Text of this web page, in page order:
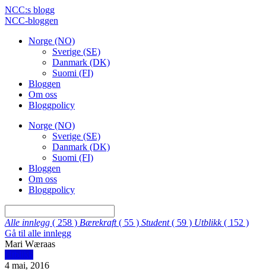
NCC:s blogg
NCC-bloggen
Norge (NO)
Sverige (SE)
Danmark (DK)
Suomi (FI)
Bloggen
Om oss
Bloggpolicy
Norge (NO)
Sverige (SE)
Danmark (DK)
Suomi (FI)
Bloggen
Om oss
Bloggpolicy
Alle innlegg ( 258 ) Bærekraft ( 55 ) Student ( 59 ) Utblikk ( 152 )
Gå til alle innlegg
Mari Wæraas
Utblikk
4 mai, 2016